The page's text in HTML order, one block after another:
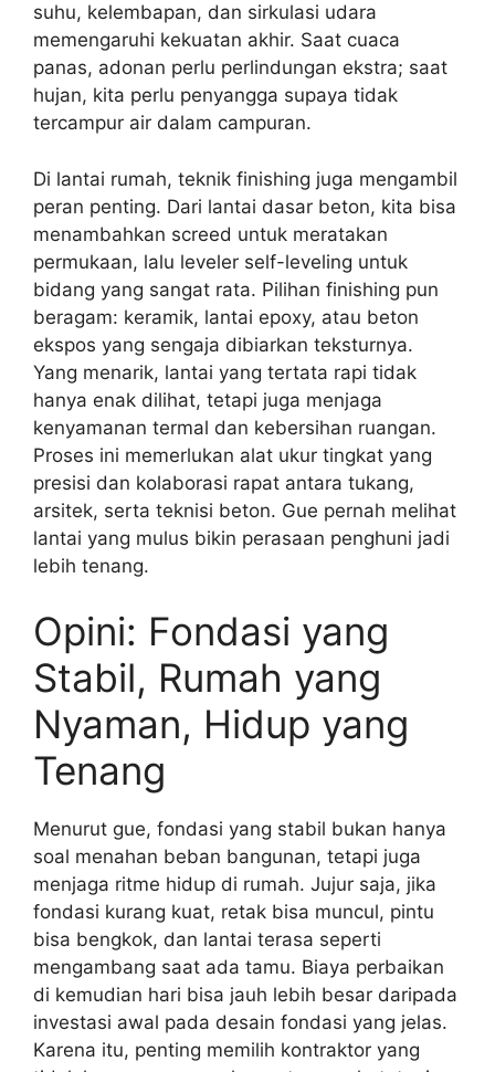
suhu, kelembapan, dan sirkulasi udara
memengaruhi kekuatan akhir. Saat cuaca
panas, adonan perlu perlindungan ekstra; saat
hujan, kita perlu penyangga supaya tidak
tercampur air dalam campuran.
Di lantai rumah, teknik finishing juga mengambil
peran penting. Dari lantai dasar beton, kita bisa
menambahkan screed untuk meratakan
permukaan, lalu leveler self-leveling untuk
bidang yang sangat rata. Pilihan finishing pun
beragam: keramik, lantai epoxy, atau beton
ekspos yang sengaja dibiarkan teksturnya.
Yang menarik, lantai yang tertata rapi tidak
hanya enak dilihat, tetapi juga menjaga
kenyamanan termal dan kebersihan ruangan.
Proses ini memerlukan alat ukur tingkat yang
presisi dan kolaborasi rapat antara tukang,
arsitek, serta teknisi beton. Gue pernah melihat
lantai yang mulus bikin perasaan penghuni jadi
lebih tenang.
Opini: Fondasi yang
Stabil, Rumah yang
Nyaman, Hidup yang
Tenang
Menurut gue, fondasi yang stabil bukan hanya
soal menahan beban bangunan, tetapi juga
menjaga ritme hidup di rumah. Jujur saja, jika
fondasi kurang kuat, retak bisa muncul, pintu
bisa bengkok, dan lantai terasa seperti
mengambang saat ada tamu. Biaya perbaikan
di kemudian hari bisa jauh lebih besar daripada
investasi awal pada desain fondasi yang jelas.
Karena itu, penting memilih kontraktor yang